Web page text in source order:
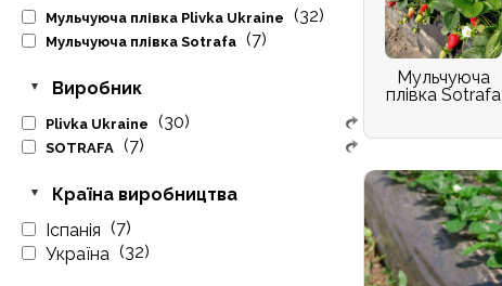
Мульчуюча плівка Plivka Ukraine (32)
Мульчуюча плівка Sotrafa (7)
Виробник
Plivka Ukraine (30)
SOTRAFA (7)
Країна виробництва
Іспанія (7)
Україна (32)
Мульчуюча
плівка Sotrafa